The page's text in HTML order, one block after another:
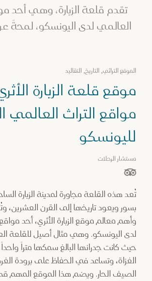
تقدم قلعة الزبارة، وهي أحد
العالمي لدى اليونسكو، لمحةً
الموقع التراثي, التاريخ, التقاليد
موقع قلعة الزبارة
مواقع التراث العالمي
لليونسكو
مستشار الرحلات
نجوم من أصل 5 نجوم بناءً على
تُعد هذه القلعة مجاورة لمدينة الزبارة
بسور ويعود تاريخها إلى القرن العشرين،
وأهم معالم موقع الزبارة الأثري، أحد
لدى اليونسكو. وهي مثال أصيل للقلعة
حيث كانت جدرانها البالغ سمكها متراً
الغزاة، وتساعد في الحفاظ على برودة
الصيف الحار. ويضم هذا الموقع المهم